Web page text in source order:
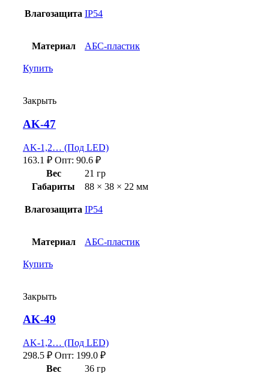
Влагозащита IP54
Материал АБС-пластик
Купить
Закрыть
AK-47
AK-1,2… (Под LED)
163.1 ₽ Опт: 90.6 ₽
Вес
21 гр
Габариты
88 × 38 × 22 мм
Влагозащита IP54
Материал АБС-пластик
Купить
Закрыть
AK-49
AK-1,2… (Под LED)
298.5 ₽ Опт: 199.0 ₽
Вес
36 гр